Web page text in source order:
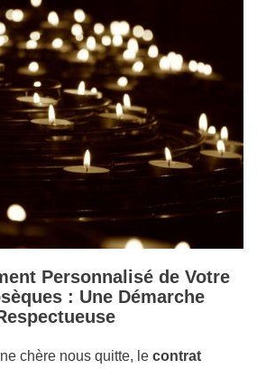
Personnalisé de Votre
: Une Démarche
chère nous quitte, le contrat